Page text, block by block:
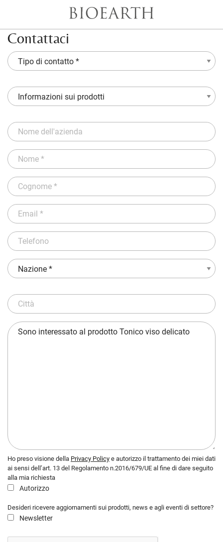
Contattaci
Ho preso visione della Privacy Policy e autorizzo il trattamento dei miei dati
ai sensi dell’art. 13 del Regolamento n.2016/679/UE al fine di dare seguito
alla mia richiesta
Autorizzo
Desideri ricevere aggiornamenti sui prodotti, news e agli eventi di settore?
Newsletter